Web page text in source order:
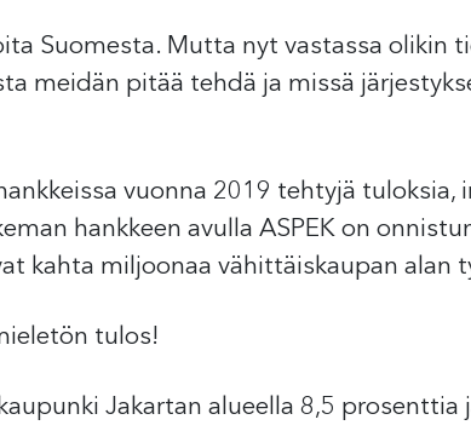
Suomesta. Mutta nyt vastassa olikin
meidän pitää tehdä ja missä
vuonna 2019 tehtyjä
hankkeen avulla ASPEK on
kahta miljoonaa vähittäiskaupan alan
tulos!
Jakartan alueella 8,5 prosenttia